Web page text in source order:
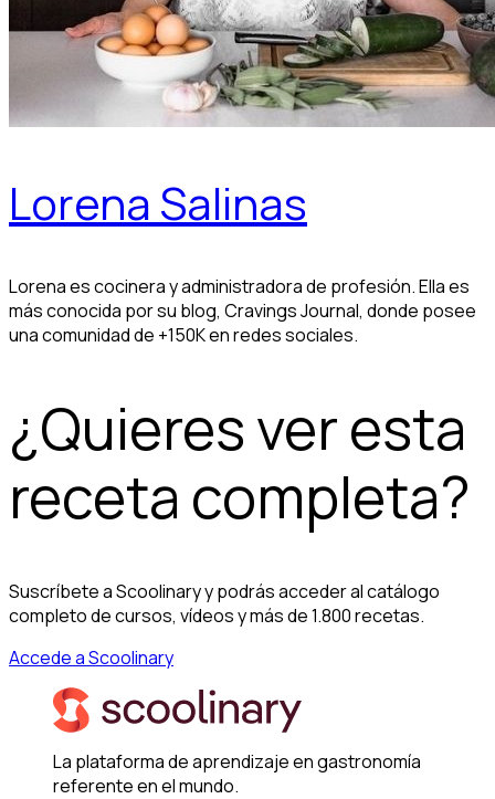
Lorena Salinas
Lorena es cocinera y administradora de profesión. Ella es
más conocida por su blog, Cravings Journal, donde posee
una comunidad de +150K en redes sociales.
¿Quieres ver esta
receta completa?
Suscríbete a Scoolinary y podrás acceder al catálogo
completo de cursos, vídeos y más de 1.800 recetas.
Accede a Scoolinary
La plataforma de aprendizaje en gastronomía
referente en el mundo.